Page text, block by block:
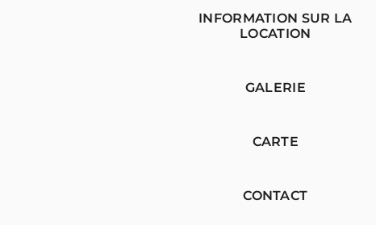
INFORMATION SUR LA
LOCATION
GALERIE
CARTE
CONTACT